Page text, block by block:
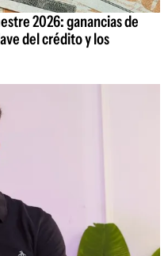
2026: ganancias de
del crédito y los